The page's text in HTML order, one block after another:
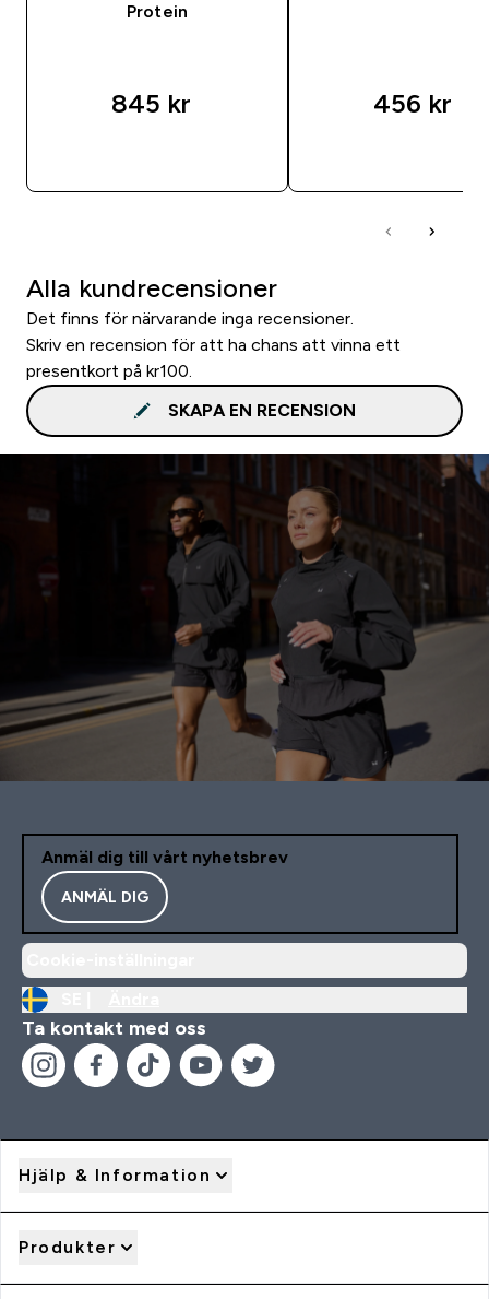
Protein
845 kr‎ 456 kr‎
Alla kundrecensioner
Det finns för närvarande inga recensioner.
Skriv en recension för att ha chans att vinna ett
presentkort på kr100.
SKAPA EN RECENSION
Anmäl dig till vårt nyhetsbrev
ANMÄL DIG
Ta kontakt med oss
Hjälp & Information
Produkter